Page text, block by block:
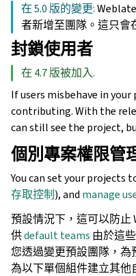
在 5.0 版的變更:
者新增至團隊。這只會
封鎖使用者
在 4.7 版被加入.
If users misbehave in
contributing. With the
can still see the project,
個別專案權限管
You can set your projects
存取控制), and manage
預設情況下，這可以防止
供default teams 由於這
您透過變更預設團隊，
為以下單個組件建立其他